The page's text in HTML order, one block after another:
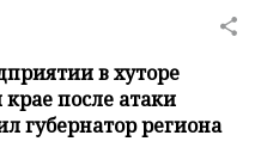
в хуторе
после атаки
губернатор региона